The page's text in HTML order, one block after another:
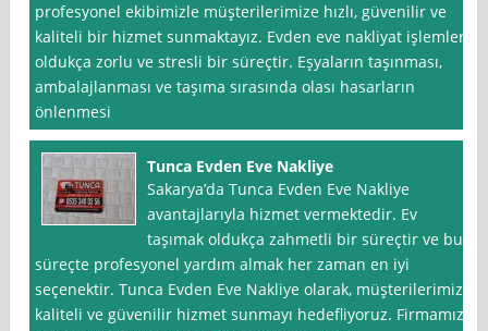
profesyonel ekibimizle müşterilerimize hızlı, güvenilir ve
kaliteli bir hizmet sunmaktayız. Evden eve nakliyat işlemleri
oldukça zorlu ve stresli bir süreçtir. Eşyaların taşınması,
ambalajlanması ve taşıma sırasında olası hasarların
önlenmesi
Tunca Evden Eve Nakliye
Sakarya’da Tunca Evden Eve Nakliye
avantajlarıyla hizmet vermektedir. Ev
taşımak oldukça zahmetli bir süreçtir ve bu
süreçte profesyonel yardım almak her zaman en iyi
seçenektir. Tunca Evden Eve Nakliye olarak, müşterilerimize
kaliteli ve güvenilir hizmet sunmayı hedefliyoruz. Firmamız,